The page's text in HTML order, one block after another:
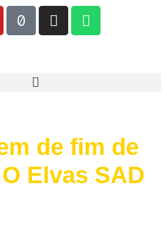
de fim de
Elvas SAD